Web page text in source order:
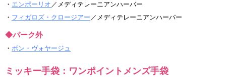
・ エンポーリオ ／メディテレーニアンハーバー
・ フィガロズ・クロージアー ／メディテレーニアンハーバー
◆パーク外
・ ボン・ヴォヤージュ
ミッキー手袋：ワンポイントメンズ手袋